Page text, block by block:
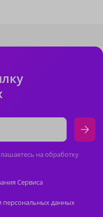
на обработку
Сервиса
персональных данных